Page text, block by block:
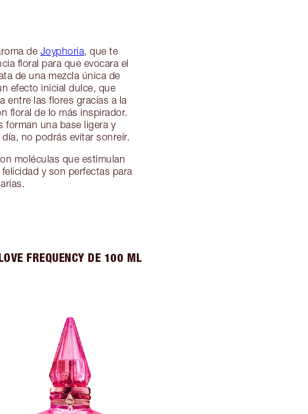
de Joyphoria, que te
floral para que evocara el
de una mezcla única de
efecto inicial dulce, que
entre las flores gracias a la
floral de lo más inspirador.
forman una base ligera y
no podrás evitar sonreír.
moléculas que estimulan
y son perfectas para
FREQUENCY DE 100 ML